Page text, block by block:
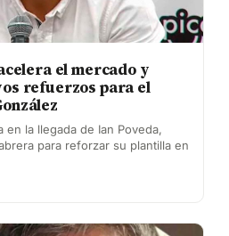
el mercado y
refuerzos para el
en la llegada de Ian Poveda,
para reforzar su plantilla en